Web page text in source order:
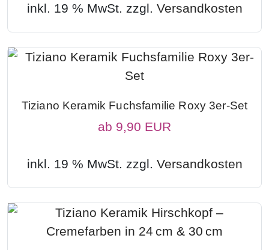
inkl. 19 % MwSt. zzgl. Versandkosten
Tiziano Keramik Fuchsfamilie Roxy 3er-Set
ab 9,90 EUR
inkl. 19 % MwSt. zzgl. Versandkosten